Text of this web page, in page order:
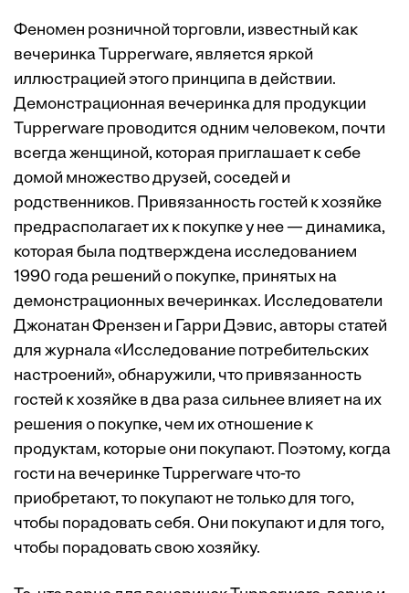
Феномен розничной торговли, известный как
вечеринка Tupperware, является яркой
иллюстрацией этого принципа в действии.
Демонстрационная вечеринка для продукции
Tupperware проводится одним человеком, почти
всегда женщиной, которая приглашает к себе
домой множество друзей, соседей и
родственников. Привязанность гостей к хозяйке
предрасполагает их к покупке у нее — динамика,
которая была подтверждена исследованием
1990 года решений о покупке, принятых на
демонстрационных вечеринках. Исследователи
Джонатан Френзен и Гарри Дэвис, авторы статей
для журнала «Исследование потребительских
настроений», обнаружили, что привязанность
гостей к хозяйке в два раза сильнее влияет на их
решения о покупке, чем их отношение к
продуктам, которые они покупают. Поэтому, когда
гости на вечеринке Tupperware что-то
приобретают, то покупают не только для того,
чтобы порадовать себя. Они покупают и для того,
чтобы порадовать свою хозяйку.